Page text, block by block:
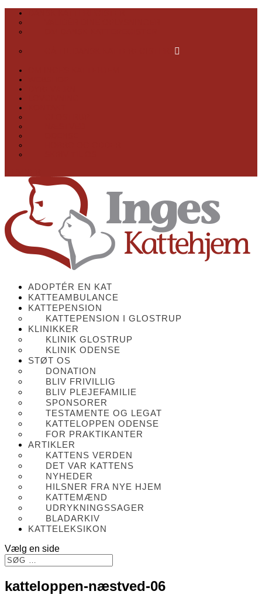
ADOPTÉR EN KAT
KATTEAMBULANCE
KATTEPENSION
KATTEPENSION I GLOSTRUP
KLINIKKER
KLINIK GLOSTRUP
KLINIK ODENSE
STØT OS
DONATION
BLIV FRIVILLIG
BLIV PLEJEFAMILIE
SPONSORER
TESTAMENTE OG LEGAT
KATTELOPPEN ODENSE
FOR PRAKTIKANTER
ARTIKLER
KATTENS VERDEN
DET VAR KATTENS
NYHEDER
HILSNER FRA NYE HJEM
KATTEMÆND
UDRYKNINGSSAGER
BLADARKIV
KATTELEKSIKON
Vælg en side
katteloppen-næstved-06